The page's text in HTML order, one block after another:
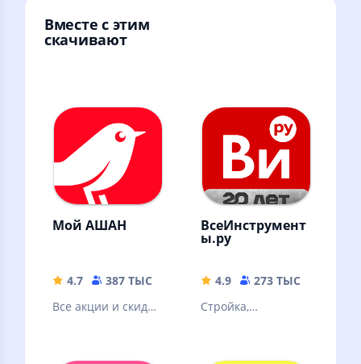
Вместе с этим
скачивают
Мой АШАН
4.7 387 ТЫС
134.03 MB
Все акции и скидки
лояльности,
ВсеИнструмент
ы.ру
4.9 273 ТЫС
Стройка,